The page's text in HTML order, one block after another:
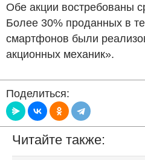
Обе акции востребованы
Более 30% проданных в
смартфонов были
акционных механик».
Поделиться:
Читайте также: